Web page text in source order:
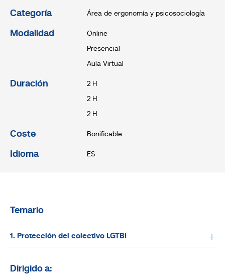
Categoría Área de ergonomía y psicosociología
Modalidad
Online
Presencial
Aula Virtual
Duración
2 H
2 H
2 H
Coste Bonificable
Idioma ES
Temario
1. Protección del colectivo LGTBI
Dirigido a: